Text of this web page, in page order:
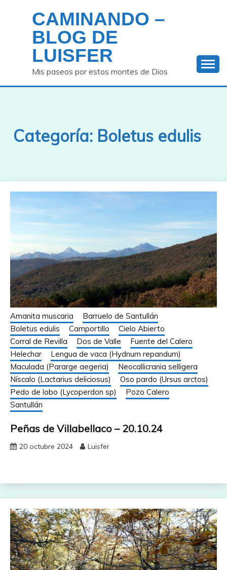
contenido
CAMINANDO –
BLOG DE
LUISFER
Mis paseos por estos montes de Dios
Categoría: Boletus edulis
Amanita muscaria
Barruelo de Santullán
Boletus edulis
Camportillo
Cielo Abierto
Corral de Revilla
Dos de Valle
Fuente del Calero
Helechar
Lengua de vaca (Hydnum repandum)
Maculada (Pararge aegeria)
Neocallicrania selligera
Níscalo (Lactarius deliciosus)
Oso pardo (Ursus arctos)
Pedo de lobo (Lycoperdon sp)
Pozo Calero
Santullán
Peñas de Villabellaco – 20.10.24
20 octubre 2024 Luisfer